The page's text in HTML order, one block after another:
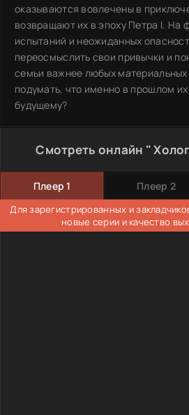
оказываются вовлечены в
возвращают их в эпоху Петра I. На
испытаний и неожиданных
переосмыслить свои привычки и
семьи важнее любых материальных
подумать, что именно в прошлом
будущему?
Смотреть онлайн "
Плеер 1 Плеер 2
Для зарегистрированных и
новые серии и качество